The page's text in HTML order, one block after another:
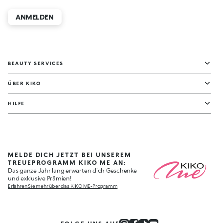
ANMELDEN
BEAUTY SERVICES
ÜBER KIKO
HILFE
MELDE DICH JETZT BEI UNSEREM
TREUEPROGRAMM KIKO ME AN:
Das ganze Jahr lang erwarten dich Geschenke
und exklusive Prämien!
Erfahren Sie mehr über das KIKO ME-Programm